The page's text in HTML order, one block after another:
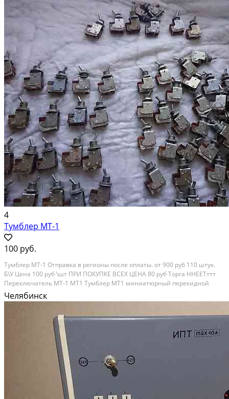
4
Тумблер МТ-1
100 руб.
Тумблер МТ-1 Отправка в регионы после оплаты. от 900 руб 110 штук.
Б\У Цена 100 руб \шт ПРИ ПОКУПКЕ ВСЕХ ЦЕНА 80 руб Торга ННЕЕТттт
Переключатель МТ-1 МТ1 Тумблер МТ1 миниатюрный перекидной
однополюсный переключатель с двухпозиционной фиксацией ручки
управления. Предназначен для коммутации...
Челябинск